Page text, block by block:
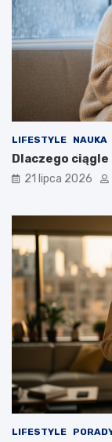
LIFESTYLE NAUKA
Dlaczego
21 lipca 2026
LIFESTYLE